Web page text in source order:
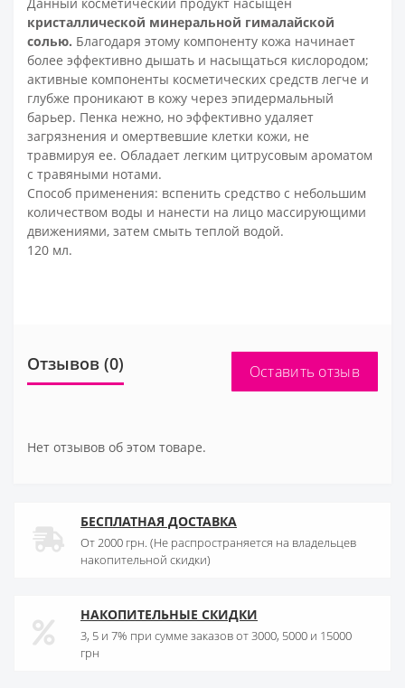
кристаллической минеральной гималайской
солью. Благодаря этому компоненту кожа начинает
более эффективно дышать и насыщаться кислородом;
активные компоненты косметических средств легче и
глубже проникают в кожу через эпидермальный
барьер. Пенка нежно, но эффективно удаляет
загрязнения и омертвевшие клетки кожи, не
травмируя ее. Обладает легким цитрусовым ароматом
с травяными нотами.
Способ применения: вспенить средство с небольшим
количеством воды и нанести на лицо массирующими
движениями, затем смыть теплой водой.
120 мл.
Отзывов (0) Оставить отзыв
Нет отзывов об этом товаре.
БЕСПЛАТНАЯ ДОСТАВКА
От 2000 грн. (Не распространяется на владельцев
накопительной скидки)
НАКОПИТЕЛЬНЫЕ СКИДКИ
3, 5 и 7% при сумме заказов от 3000, 5000 и 15000
грн